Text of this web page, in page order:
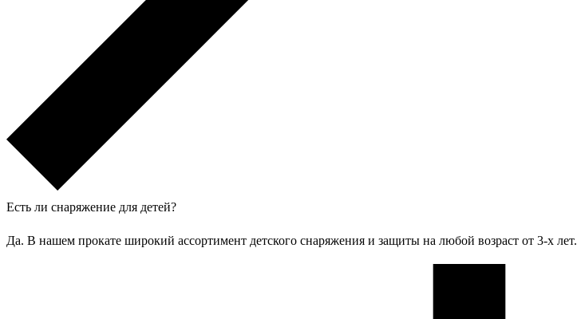
Есть ли снаряжение для детей?
Да. В нашем прокате широкий ассортимент детского снаряжения и защиты на любой возраст от 3-х лет.